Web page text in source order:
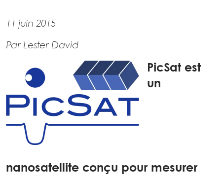
11 juin 2015
Par Lester David
PicSat est
un
nanosatellite conçu pour mesurer